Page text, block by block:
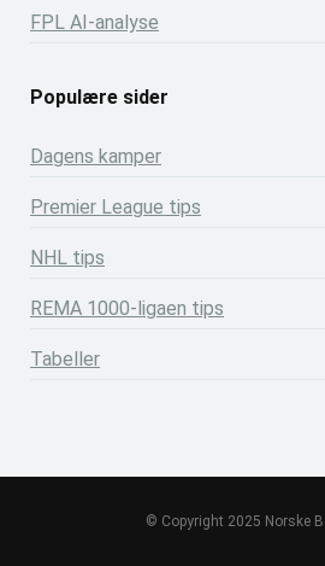
FPL AI-analyse
Populære sider
Dagens kamper
Premier League tips
NHL tips
REMA 1000-ligaen tips
Tabeller
© Copyright 2025 Norske